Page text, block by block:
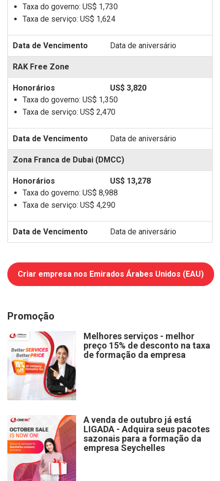
Taxa do governo: US$ 1,730
Taxa de serviço: US$ 1,624
Data de aniversário
RAK Free Zone
US$ 3,820
Taxa do governo: US$ 1,350
Taxa de serviço: US$ 2,470
Data de aniversário
Zona Franca de Dubai (DMCC)
US$ 13,278
Taxa do governo: US$ 8,988
Taxa de serviço: US$ 4,290
Data de aniversário
Criar empresa nos Emirados Árabes Unidos (EAU)
Promoção
Melhores serviços - melhor
preço 15% de desconto na taxa
de formação da empresa
A venda de outubro já está
LIGADA - Adquira seus pacotes
sazonais para a formação da
empresa Seychelles